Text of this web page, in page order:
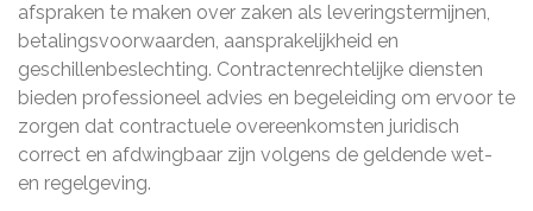
afspraken te maken over zaken als leveringstermijnen,
betalingsvoorwaarden, aansprakelijkheid en
geschillenbeslechting. Contractenrechtelijke diensten
bieden professioneel advies en begeleiding om ervoor te
zorgen dat contractuele overeenkomsten juridisch
correct en afdwingbaar zijn volgens de geldende wet-
en regelgeving.